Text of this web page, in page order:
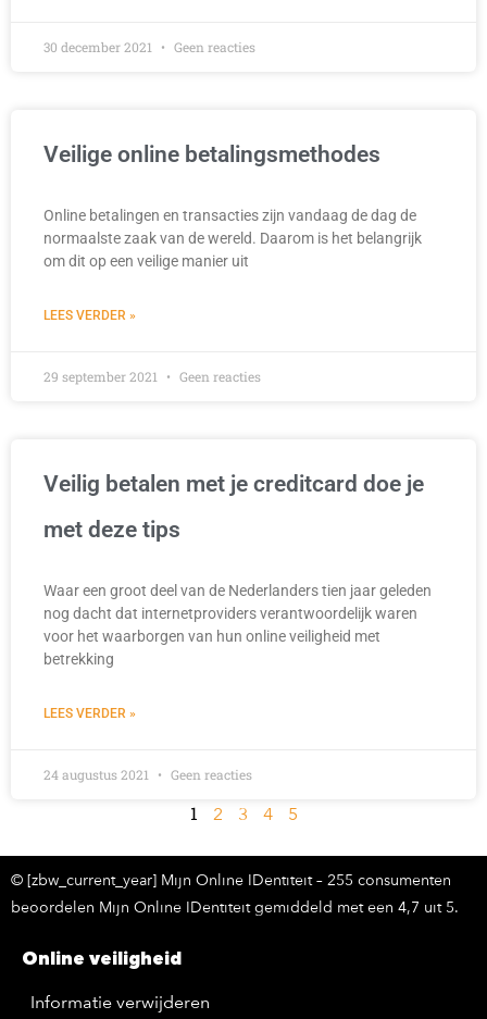
30 december 2021 Geen reacties
Veilige online betalingsmethodes
Online betalingen en transacties zijn vandaag de dag de
normaalste zaak van de wereld. Daarom is het belangrijk
om dit op een veilige manier uit
LEES VERDER »
29 september 2021 Geen reacties
Veilig betalen met je creditcard doe je
met deze tips
Waar een groot deel van de Nederlanders tien jaar geleden
nog dacht dat internetproviders verantwoordelijk waren
voor het waarborgen van hun online veiligheid met
betrekking
LEES VERDER »
24 augustus 2021 Geen reacties
1 2 3 4 5
© [zbw_current_year] Mijn Online IDentiteit – 255 consumenten
beoordelen Mijn Online IDentiteit gemiddeld met een 4,7 uit 5.
Online veiligheid
Informatie verwijderen